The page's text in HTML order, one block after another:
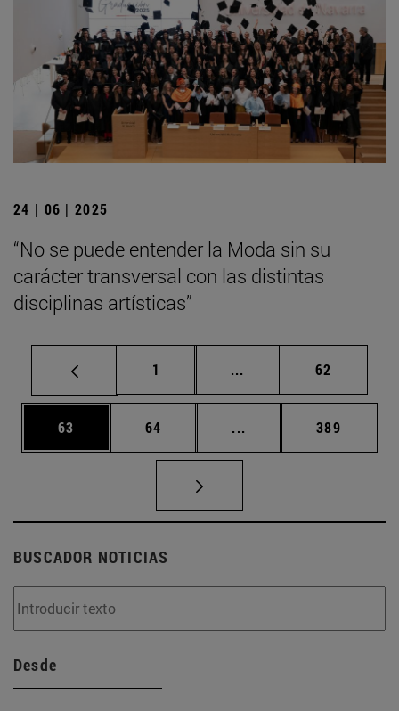
24 | 06 | 2025
“No se puede entender la Moda sin su
carácter transversal con las distintas
disciplinas artísticas”
Página
1 ... Páginas intermedias
Página
62
Página
63 Página
64 ... Páginas intermedias
Página
389
BUSCADOR NOTICIAS
Desde